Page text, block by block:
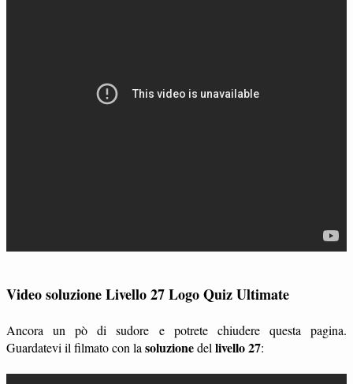
Video soluzione Livello 27 Logo Quiz Ultimate
Ancora un pò di sudore e potrete chiudere questa pagina.
Guardatevi il filmato con la soluzionedel livello 27: